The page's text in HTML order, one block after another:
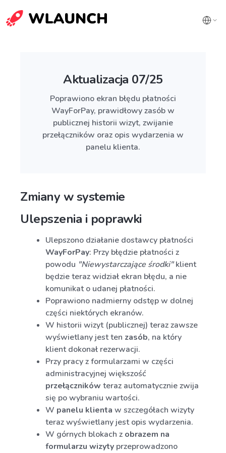
Aktualizacja 07/25
Poprawiono ekran błędu płatności
WayForPay, prawidłowy zasób w
publicznej historii wizyt, zwijanie
przełączników oraz opis wydarzenia w
panelu klienta.
Zmiany w systemie
Ulepszenia i poprawki
Ulepszono działanie dostawcy płatności
WayForPay: Przy błędzie płatności z
powodu "Niewystarczające środki"klient
będzie teraz widział ekran błędu, a nie
komunikat o udanej płatności.
Poprawiono nadmierny odstęp w dolnej
części niektórych ekranów.
W historii wizyt (publicznej) teraz zawsze
wyświetlany jest ten zasób, na który
klient dokonał rezerwacji.
Przy pracy z formularzami w części
administracyjnej większość
przełączników teraz automatycznie zwija
się po wybraniu wartości.
W panelu klienta w szczegółach wizyty
teraz wyświetlany jest opis wydarzenia.
W górnych blokach z obrazem na
formularzu wizyty przeprowadzono